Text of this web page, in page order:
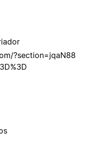
?section=jqaN88